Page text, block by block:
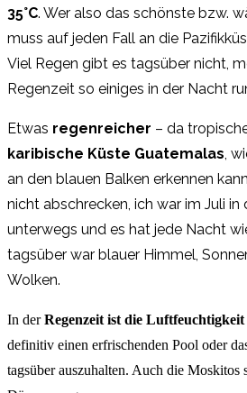
35°C. Wer also das schönste bzw.
muss auf jeden Fall an die
Viel Regen gibt es tagsüber nicht,
Regenzeit so einiges in der Nacht
Etwas regenreicher – da
karibische Küste Guatemalas,
an den blauen Balken erkennen
nicht abschrecken, ich war im Juli in
unterwegs und es hat jede Nacht
tagsüber war blauer Himmel,
Wolken.
In derRegenzeit ist die
definitiv einen erfrischenden Pool oder
tagsüber auszuhalten. Auch die Moskitos